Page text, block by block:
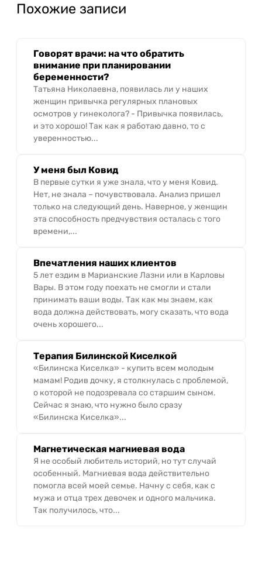
Похожие записи
Говорят врачи: на что обратить
внимание при планировании
беременности?
Татьяна Николаевна, появилась ли у наших
женщин привычка регулярных плановых
осмотров у гинеколога? - Привычка появилась,
и это хорошо! Так как я работаю давно, то с
уверенностью...
У меня был Ковид
В первые сутки я уже знала, что у меня Ковид.
Нет, не знала – почувствовала. Анализ пришел
только на следующий день. Наверное, у женщин
эта способность предчувствия осталась с того
времени,...
Впечатления наших клиентов
5 лет ездим в Марианские Лазни или в Карловы
Вары. В этом году поехать не смогли и стали
принимать ваши воды. Так как мы знаем, как
вода должна действовать, могу сказать, что вода
очень хорошего...
Терапия Билинской Киселкой
«Билинска Киселка» - купить всем молодым
мамам! Родив дочку, я столкнулась с проблемой,
о которой не подозревала со старшим сыном.
Сейчас я знаю, что нужно было сразу
«Билинска Киселка»...
Магнетическая магниевая вода
Я не особый любитель историй, но тут случай
особенный. Магниевая вода действительно
помогла всей моей семье. Начну с себя, как с
мужа и отца трех девочек и одного мальчика.
Так получилось, что...